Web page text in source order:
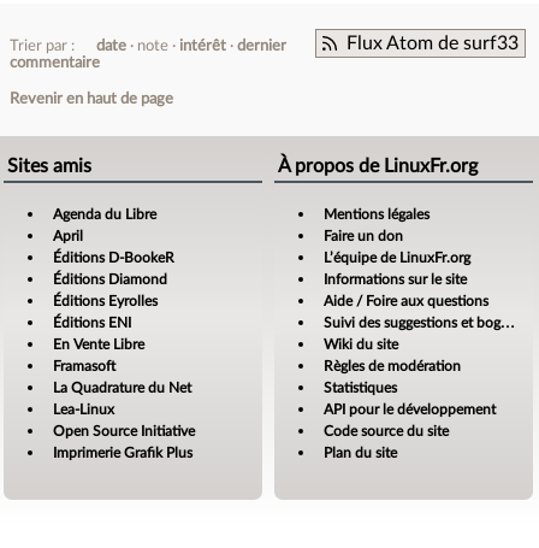
Flux Atom de surf33
Trier par : date note intérêt
dernier
commentaire
Revenir en haut de page
Sites amis
Agenda du Libre
April
Éditions D-BookeR
Éditions Diamond
Éditions Eyrolles
Éditions ENI
En Vente Libre
Framasoft
La Quadrature du Net
Lea-Linux
Open Source Initiative
Imprimerie Grafik Plus
À propos de LinuxFr.org
Mentions légales
Faire un don
L’équipe de LinuxFr.org
Informations sur le site
Aide / Foire aux questions
Suivi des suggestions et bogues
Wiki du site
Règles de modération
Statistiques
API pour le développement
Code source du site
Plan du site